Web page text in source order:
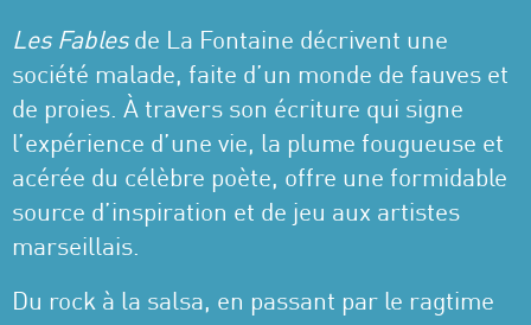
Les Fables de La Fontaine décrivent une
société malade, faite d’un monde de fauves et
de proies. À travers son écriture qui signe
l’expérience d’une vie, la plume fougueuse et
acérée du célèbre poète, offre une formidable
source d’inspiration et de jeu aux artistes
marseillais.
Du rock à la salsa, en passant par le ragtime